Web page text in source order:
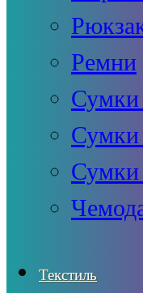
Ремни
Сумки
Сумки
Текстиль